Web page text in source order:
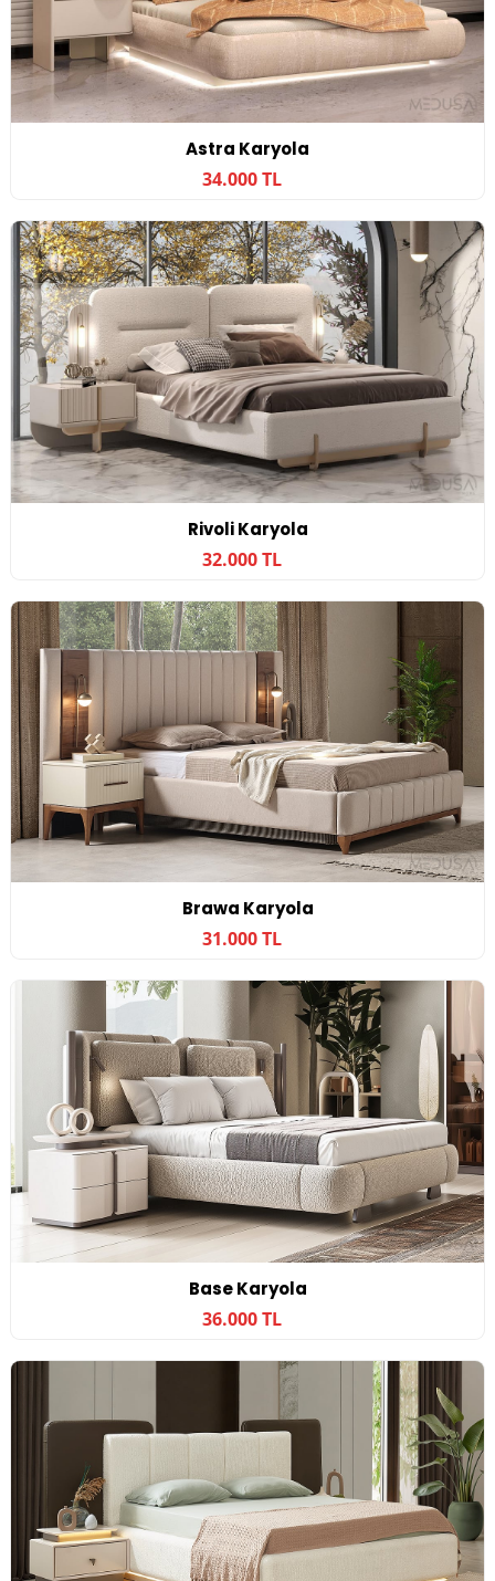
Astra Karyola
34.000 TL
Rivoli Karyola
32.000 TL
Brawa Karyola
31.000 TL
Base Karyola
36.000 TL